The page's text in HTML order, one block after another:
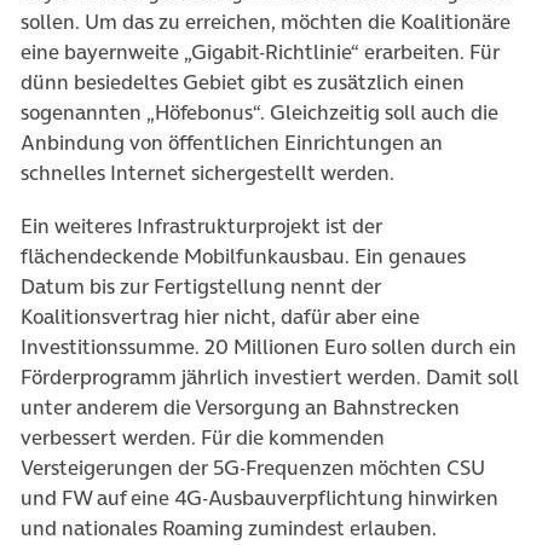
sollen. Um das zu erreichen, möchten die Koalitionäre
eine bayernweite „Gigabit-Richtlinie“ erarbeiten. Für
dünn besiedeltes Gebiet gibt es zusätzlich einen
sogenannten „Höfebonus“. Gleichzeitig soll auch die
Anbindung von öffentlichen Einrichtungen an
schnelles Internet sichergestellt werden.
Ein weiteres Infrastrukturprojekt ist der
flächendeckende Mobilfunkausbau. Ein genaues
Datum bis zur Fertigstellung nennt der
Koalitionsvertrag hier nicht, dafür aber eine
Investitionssumme. 20 Millionen Euro sollen durch ein
Förderprogramm jährlich investiert werden. Damit soll
unter anderem die Versorgung an Bahnstrecken
verbessert werden. Für die kommenden
Versteigerungen der 5G-Frequenzen möchten CSU
und FW auf eine 4G-Ausbauverpflichtung hinwirken
und nationales Roaming zumindest erlauben.